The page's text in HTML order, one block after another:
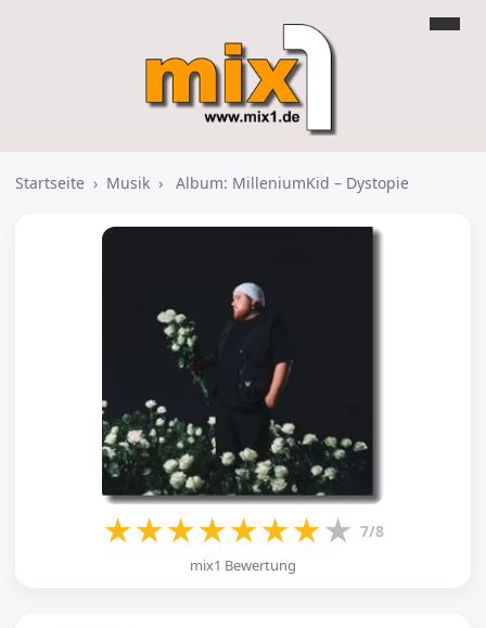
Startseite › Musik › Album: MilleniumKid – Dystopie
★★★★★★★★ 7/8
mix1 Bewertung